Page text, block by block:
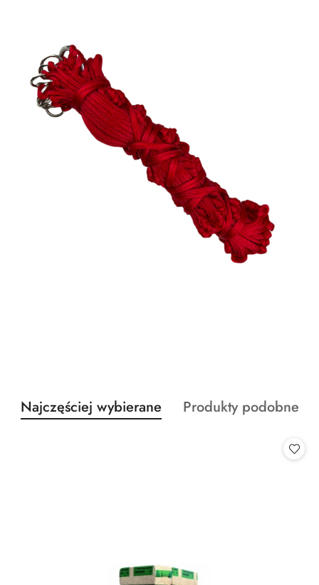
Pomiń karuzelę produktów
Produkty
o
Najczęściej wybierane
Produkty
Produkty podobne